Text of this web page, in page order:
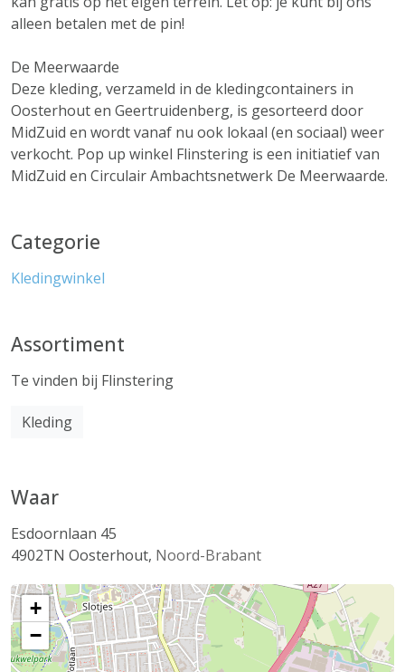
alleen betalen met de pin!
De Meerwaarde
Deze kleding, verzameld in de kledingcontainers in
Oosterhout en Geertruidenberg, is gesorteerd door
MidZuid en wordt vanaf nu ook lokaal (en sociaal) weer
verkocht. Pop up winkel Flinstering is een initiatief van
MidZuid en Circulair Ambachtsnetwerk De Meerwaarde.
Categorie
Kledingwinkel
Assortiment
Te vinden bij Flinstering
Kleding
Waar
Esdoornlaan 45
4902TN Oosterhout, Noord-Brabant
+
−